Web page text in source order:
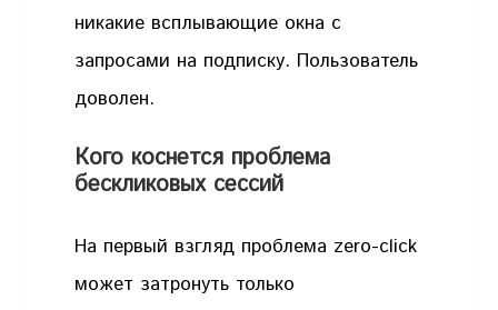
никакие всплывающие окна с
запросами на подписку. Пользователь
доволен.
Кого коснется проблема
бескликовых сессий
На первый взгляд проблема zero-click
может затронуть только